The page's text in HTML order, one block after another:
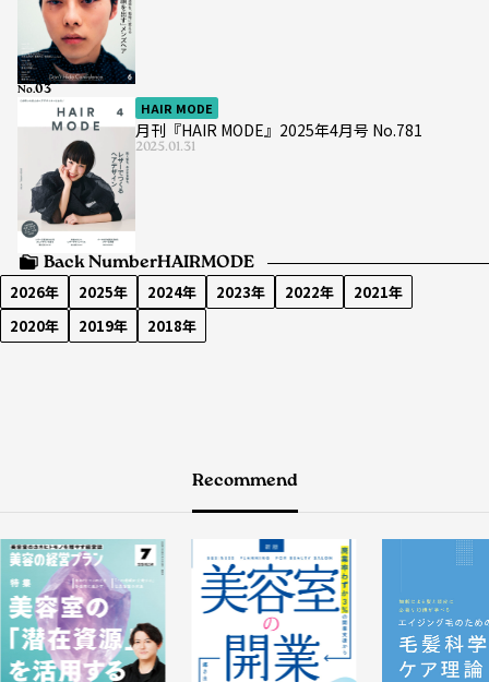
HAIR MODE
月刊『HAIR MODE』2025年4月号 No.781
2025.01.31
No.
Back NumberHAIRMODE
2026年 2025年 2024年 2023年 2022年
2021年
2020年
2019年 2018年
Recommend